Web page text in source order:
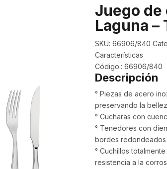
Juego de
Laguna –
SKU: 66906/840
Características
Código.: 66906/840
Descripción
° Piezas de acero
preservando la
° Cucharas con
° Tenedores con
bordes redondeados
° Cuchillos
resistencia a la